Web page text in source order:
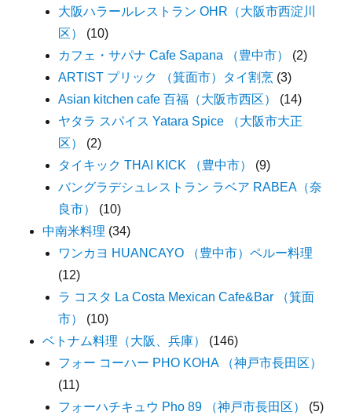
大阪ハラールレストラン OHR（大阪市西淀川
区）
(10)
カフェ・サパナ Cafe Sapana （豊中市）
(2)
ARTIST プリック （箕面市）タイ割烹 (3)
Asian kitchen cafe 百福（大阪市西区）
(14)
ヤタラ スパイス Yatara Spice （大阪市大正
区）
(2)
タイキック THAI KICK （豊中市）
(9)
バングラデシュレストラン ラベア RABEA（奈
良市）
(10)
中南米料理 (34)
ワンカヨ HUANCAYO （豊中市）ペルー料理
(12)
ラ コスタ La Costa Mexican Cafe&Bar （箕面
市）
(10)
ベトナム料理（大阪、兵庫）
(146)
フォー コーハー PHO KOHA （神戸市長田区）
(11)
フォーハチキュウ Pho 89 （神戸市長田区）
(5)